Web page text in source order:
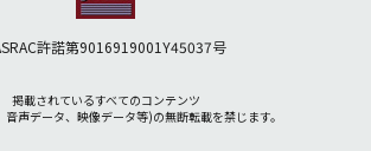
許諾第9016919001Y45037号
掲載されているすべてのコンテンツ
音声データ、映像データ等)の無断転載を禁じます。